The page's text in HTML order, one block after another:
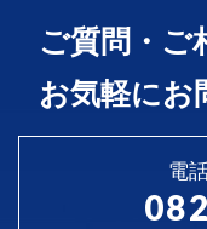
ご質問・ご
お気軽にお
電